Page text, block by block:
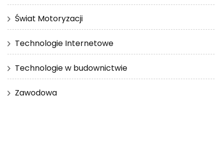
Świat Motoryzacji
Technologie Internetowe
Technologie w budownictwie
Zawodowa